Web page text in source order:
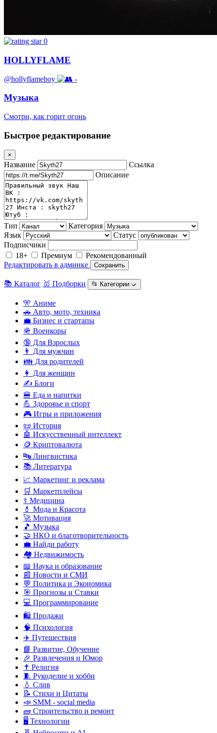
0
HOLLYFLAME
@hollyflameboy -
Музыка
Смотри, как горит огонь
Быстрое редактирование
×
Название
Ссылка
Описание
Тип
Категория
Язык
Статус
Подписчики
18+
Премиум
Рекомендованный
Редактировать в админке
Сохранить
📚 Каталог 🥇 Подборки 📂 Категории ᨆ
🎌 Аниме
🚗 Авто, мото, техника
💼 Бизнес и стартапы
🪖 Военкоры
🔞 Для Взрослых
👨 Для мужчин
👪 Для родителей
👩 Для женщин
✍️ Блоги
🍔 Еда и напитки
💪 Здоровье и спорт
🎮 Игры и приложения
📜 История
🤖 Искусственный интеллект
🪙 Криптовалюта
🔤 Лингвистика
📚 Литература
📈 Маркетинг и реклама
🛒 Маркетплейсы
⚕️ Медицина
💄 Мода и Красота
🚀 Мотивация
🎵 Музыка
🤝 НКО и благотворительность
💼 Найди работу
🏘️ Недвижимость
📖 Наука и образование
📰 Новости и СМИ
💬 Политика и Экономика
🎯 Прогнозы и Ставки
💻 Программирование
🛍️ Продажи
🧠 Психология
✈️ Путешествия
📘 Развитие, Обучение
🎉 Развлечения и Юмор
✝️ Религия
🧵 Рукоделие и хобби
💧 Слив
📝 Стихи и Цитаты
📣 SMM - social media
🧱 Строительство и ремонт
🖥️ Технологии